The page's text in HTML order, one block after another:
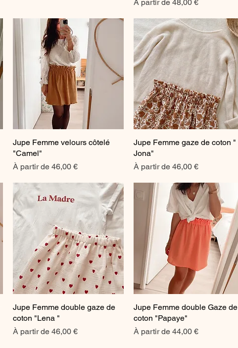
À partir de 48,00 €
Aperçu rapide
Jupe Femme velours côtelé
"Camel"
À partir de 46,00 €
Prix promotionnel
Aperçu rapide
Jupe Femme gaze de coton "
Jona"
À partir de 46,00 €
Prix promotionnel
Aperçu rapide
Jupe Femme double gaze de
coton "Lena "
À partir de 46,00 €
Prix promotionnel
Aperçu rapide
Jupe Femme double Gaze de
coton "Papaye"
À partir de 44,00 €
Prix promotionnel